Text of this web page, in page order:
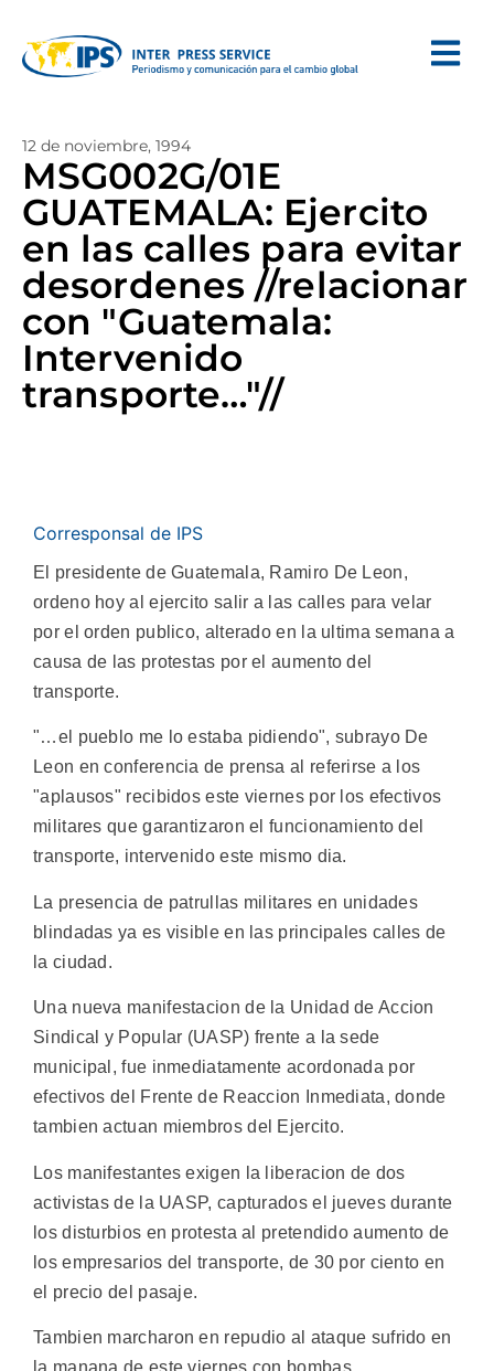
12 de noviembre, 1994
MSG002G/01E
GUATEMALA: Ejercito
en las calles para evitar
desordenes //relacionar
con "Guatemala:
Intervenido
transporte…"//
Corresponsal de IPS
El presidente de Guatemala, Ramiro De Leon,
ordeno hoy al ejercito salir a las calles para velar
por el orden publico, alterado en la ultima semana a
causa de las protestas por el aumento del
transporte.
"…el pueblo me lo estaba pidiendo", subrayo De
Leon en conferencia de prensa al referirse a los
"aplausos" recibidos este viernes por los efectivos
militares que garantizaron el funcionamiento del
transporte, intervenido este mismo dia.
La presencia de patrullas militares en unidades
blindadas ya es visible en las principales calles de
la ciudad.
Una nueva manifestacion de la Unidad de Accion
Sindical y Popular (UASP) frente a la sede
municipal, fue inmediatamente acordonada por
efectivos del Frente de Reaccion Inmediata, donde
tambien actuan miembros del Ejercito.
Los manifestantes exigen la liberacion de dos
activistas de la UASP, capturados el jueves durante
los disturbios en protesta al pretendido aumento de
los empresarios del transporte, de 30 por ciento en
el precio del pasaje.
Tambien marcharon en repudio al ataque sufrido en
la manana de este viernes con bombas